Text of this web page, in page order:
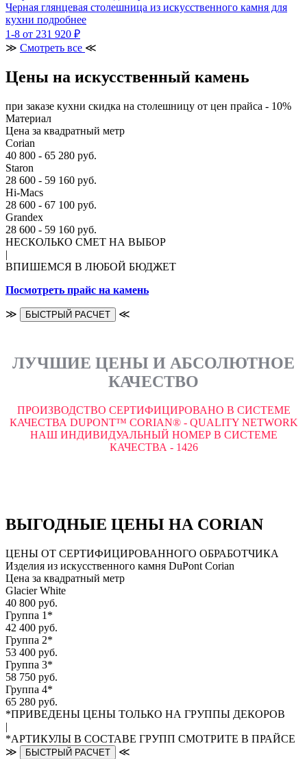
Черная глянцевая столешница из искусственного камня для
кухни подробнее
1-8 от 231 920 ₽
≫ Смотреть все ≪
Цены на искусственный камень
при заказе кухни скидка на столешницу от цен прайса - 10%
Материал
Цена за квадратный метр
Corian
40 800 - 65 280 руб.
Staron
28 600 - 59 160 руб.
Hi-Macs
28 600 - 67 100 руб.
Grandex
28 600 - 59 160 руб.
НЕСКОЛЬКО СМЕТ НА ВЫБОР
|
ВПИШЕМСЯ В ЛЮБОЙ БЮДЖЕТ
Посмотреть прайс на камень
≫ БЫСТРЫЙ РАСЧЕТ ≪
ЛУЧШИЕ ЦЕНЫ И АБСОЛЮТНОЕ
КАЧЕСТВО
ПРОИЗВОДСТВО СЕРТИФИЦИРОВАНО В СИСТЕМЕ
КАЧЕСТВА DUPONT™ CORIAN® - QUALITY NETWORK
НАШ ИНДИВИДУАЛЬНЫЙ НОМЕР В СИСТЕМЕ
КАЧЕСТВА - 1426
ВЫГОДНЫЕ ЦЕНЫ НА CORIAN
ЦЕНЫ ОТ СЕРТИФИЦИРОВАННОГО ОБРАБОТЧИКА
Изделия из искусственного камня DuPont Corian
Цена за квадратный метр
Glacier White
40 800 руб.
Группа 1*
42 400 руб.
Группа 2*
53 400 руб.
Группа 3*
58 750 руб.
Группа 4*
65 280 руб.
*ПРИВЕДЕНЫ ЦЕНЫ ТОЛЬКО НА ГРУППЫ ДЕКОРОВ
|
*АРТИКУЛЫ В СОСТАВЕ ГРУПП СМОТРИТЕ В ПРАЙСЕ
≫
БЫСТРЫЙ РАСЧЕТ ≪